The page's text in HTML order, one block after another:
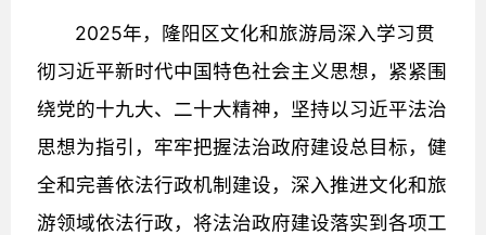
2025年，隆阳区文化和旅游局深入学习贯
彻习近平新时代中国特色社会主义思想，紧紧围
绕党的十九大、二十大精神，坚持以习近平法治
思想为指引，牢牢把握法治政府建设总目标，健
全和完善依法行政机制建设，深入推进文化和旅
游领域依法行政，将法治政府建设落实到各项工